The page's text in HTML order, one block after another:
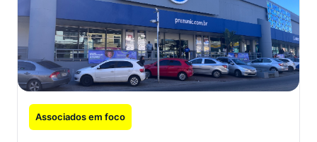
Associados em foco